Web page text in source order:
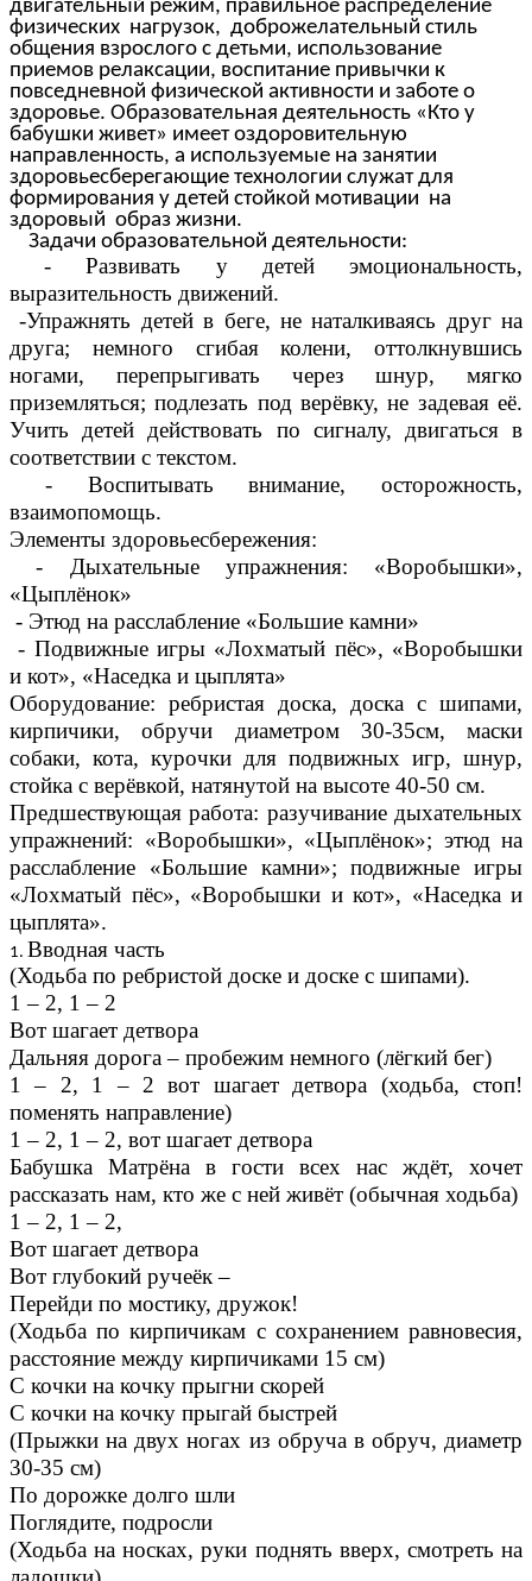
двигательный режим, правильное распределение
физических нагрузок, доброжелательный стиль
общения взрослого с детьми, использование
приемов релаксации, воспитание привычки к
повседневной физической активности и заботе о
здоровье. Образовательная деятельность «Кто у
бабушки живет» имеет оздоровительную
направленность, а используемые на занятии
здоровьесберегающие технологии служат для
формирования у детей стойкой мотивации на
здоровый образ жизни.
Задачи образовательной деятельности:
- Развивать у детей эмоциональность,
выразительность движений.
-Упражнять детей в беге, не наталкиваясь друг на
друга; немного сгибая колени, оттолкнувшись
ногами, перепрыгивать через шнур, мягко
приземляться; подлезать под верёвку, не задевая её.
Учить детей действовать по сигналу, двигаться в
соответствии с текстом.
- Воспитывать внимание, осторожность,
взаимопомощь.
Элементы здоровьесбережения:
- Дыхательные упражнения: «Воробышки»,
«Цыплёнок»
- Этюд на расслабление «Большие камни»
- Подвижные игры «Лохматый пёс», «Воробышки
и кот», «Наседка и цыплята»
Оборудование: ребристая доска, доска с шипами,
кирпичики, обручи диаметром 30-35см, маски
собаки, кота, курочки для подвижных игр, шнур,
стойка с верёвкой, натянутой на высоте 40-50 см.
Предшествующая работа: разучивание дыхательных
упражнений: «Воробышки», «Цыплёнок»; этюд на
расслабление «Большие камни»; подвижные игры
«Лохматый пёс», «Воробышки и кот», «Наседка и
цыплята».
Вводная часть
(Ходьба по ребристой доске и доске с шипами).
1 – 2, 1 – 2
Вот шагает детвора
Дальняя дорога – пробежим немного (лёгкий бег)
1 – 2, 1 – 2 вот шагает детвора (ходьба, стоп!
поменять направление)
1 – 2, 1 – 2, вот шагает детвора
Бабушка Матрёна в гости всех нас ждёт, хочет
рассказать нам, кто же с ней живёт (обычная ходьба)
1 – 2, 1 – 2,
Вот шагает детвора
Вот глубокий ручеёк –
Перейди по мостику, дружок!
(Ходьба по кирпичикам с сохранением равновесия,
расстояние между кирпичиками 15 см)
С кочки на кочку прыгни скорей
С кочки на кочку прыгай быстрей
(Прыжки на двух ногах из обруча в обруч, диаметр
30-35 см)
По дорожке долго шли
Поглядите, подросли
(Ходьба на носках, руки поднять вверх, смотреть на